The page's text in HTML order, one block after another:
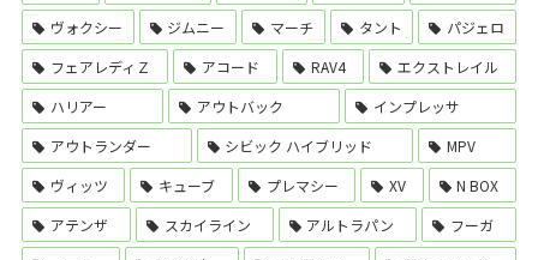
ヴォクシー
ジムニー マーチ タント
パジェロ
フェアレディＺ
アコード RAV4
エクストレイル
ハリアー
アウトバック
インプレッサ
アウトランダー
シビック ハイブリッド
MPV
ヴィッツ
キューブ プレマシー XV
N BOX
アテンザ
スカイライン アルトラパン
フーガ